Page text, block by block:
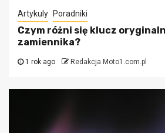
Artykuly Poradniki
Czym różni się klucz
zamiennika?
1 rok ago Redakcja Moto1.com.pl